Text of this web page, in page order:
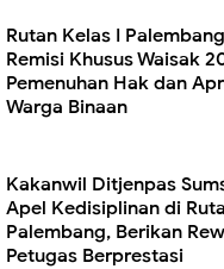
Rutan Kelas I
Remisi Khusus Waisak
Pemenuhan Hak dan
Warga Binaan
Kakanwil Ditjenpas
Apel Kedisiplinan di
Palembang, Berikan
Petugas Berprestasi